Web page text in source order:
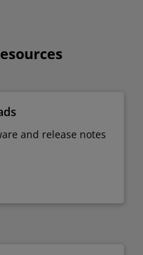
and release notes